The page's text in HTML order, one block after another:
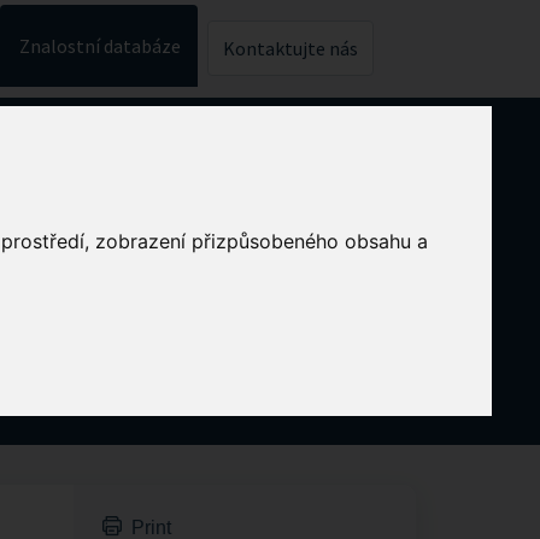
zobrazení přizpůsobeného obsahu a
Znalostní databáze Kontaktujte nás
Print